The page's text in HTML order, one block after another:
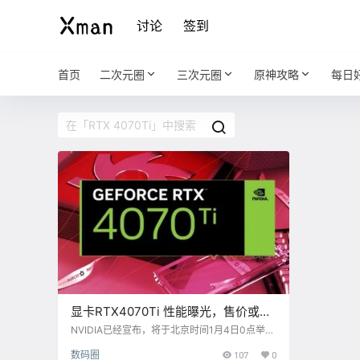
讨论 签到
首页 二次元圈 三次元圈 原神攻略 每日
显卡RTX4070Ti 性能曝光，售价或将
6499元起
NVIDIA已经宣布，将于北京时间1月4日0点举办
久的RTX 4070 Ti。 之前各种曝料不断，但没想
数码圈 107 0